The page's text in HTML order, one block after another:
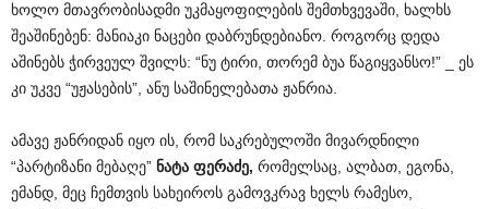
ხოლო მთავრობისადმი უკმაყოფილების შემთხვევაში, ხალხს
შეაშინებენ: მანიაკი ნაცები დაბრუნდებიანო. როგორც დედა
აშინებს ჭირვეულ შვილს: “ნუ ტირი, თორემ ბუა წაგიყვანსო!” _ ეს
კი უკვე “უჟასების”, ანუ საშინელებათა ჟანრია.
ამავე ჟანრიდან იყო ის, რომ საკრებულოში მივარდნილი
“პარტიზანი მებაღე” ნატა ფერაძე, რომელსაც, ალბათ, ეგონა,
ემანდ, მეც ჩემთვის სახეიროს გამოვკრავ ხელს რამესო,